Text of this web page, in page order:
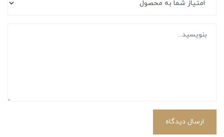
ارسال دیدگاه